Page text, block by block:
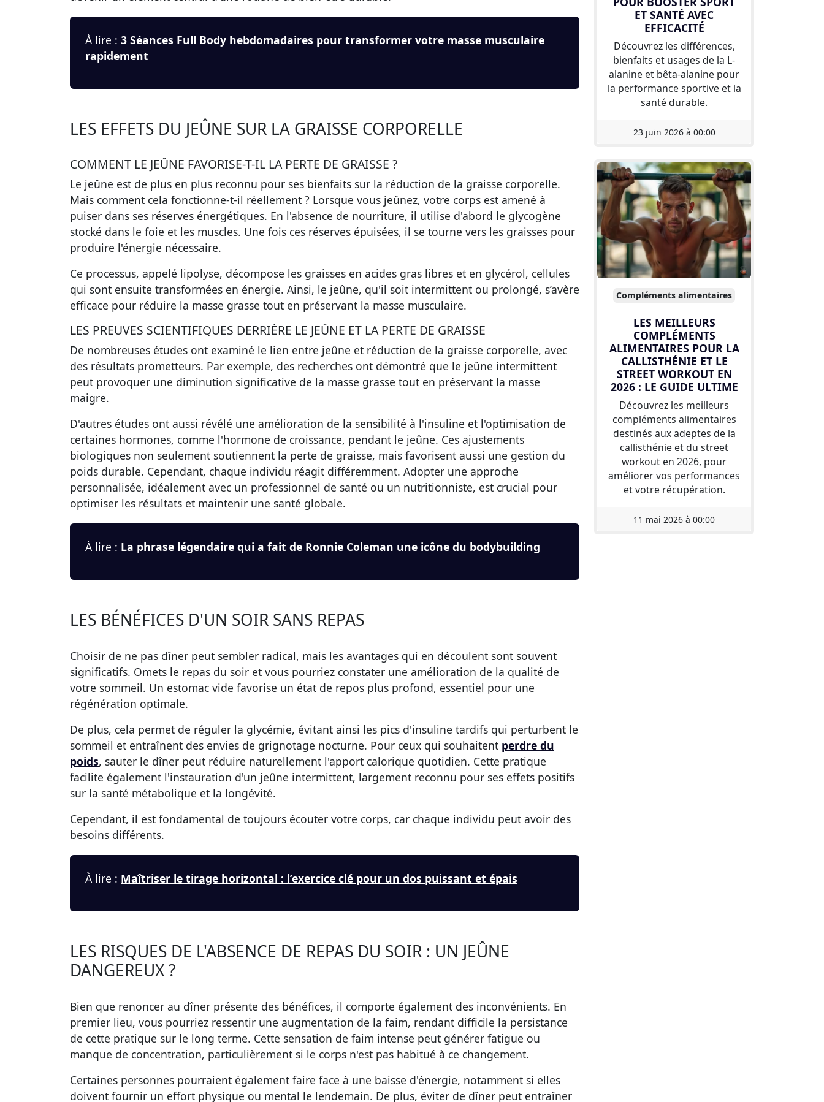
À lire : 3 Séances Full Body hebdomadaires pour transformer votre masse musculaire
rapidement
LES EFFETS DU JEÛNE SUR LA GRAISSE CORPORELLE
COMMENT LE JEÛNE FAVORISE-T-IL LA PERTE DE GRAISSE ?
Le jeûne est de plus en plus reconnu pour ses bienfaits sur la réduction de la graisse corporelle.
Mais comment cela fonctionne-t-il réellement ? Lorsque vous jeûnez, votre corps est amené à
puiser dans ses réserves énergétiques. En l'absence de nourriture, il utilise d'abord le glycogène
stocké dans le foie et les muscles. Une fois ces réserves épuisées, il se tourne vers les graisses pour
produire l'énergie nécessaire.
Ce processus, appelé lipolyse, décompose les graisses en acides gras libres et en glycérol, cellules
qui sont ensuite transformées en énergie. Ainsi, le jeûne, qu'il soit intermittent ou prolongé, s’avère
efficace pour réduire la masse grasse tout en préservant la masse musculaire.
LES PREUVES SCIENTIFIQUES DERRIÈRE LE JEÛNE ET LA PERTE DE GRAISSE
De nombreuses études ont examiné le lien entre jeûne et réduction de la graisse corporelle, avec
des résultats prometteurs. Par exemple, des recherches ont démontré que le jeûne intermittent
peut provoquer une diminution significative de la masse grasse tout en préservant la masse
maigre.
D'autres études ont aussi révélé une amélioration de la sensibilité à l'insuline et l'optimisation de
certaines hormones, comme l'hormone de croissance, pendant le jeûne. Ces ajustements
biologiques non seulement soutiennent la perte de graisse, mais favorisent aussi une gestion du
poids durable. Cependant, chaque individu réagit différemment. Adopter une approche
personnalisée, idéalement avec un professionnel de santé ou un nutritionniste, est crucial pour
optimiser les résultats et maintenir une santé globale.
À lire : La phrase légendaire qui a fait de Ronnie Coleman une icône du bodybuilding
LES BÉNÉFICES D'UN SOIR SANS REPAS
Choisir de ne pas dîner peut sembler radical, mais les avantages qui en découlent sont souvent
significatifs. Omets le repas du soir et vous pourriez constater une amélioration de la qualité de
votre sommeil. Un estomac vide favorise un état de repos plus profond, essentiel pour une
régénération optimale.
De plus, cela permet de réguler la glycémie, évitant ainsi les pics d'insuline tardifs qui perturbent le
sommeil et entraînent des envies de grignotage nocturne. Pour ceux qui souhaitent perdre du
poids, sauter le dîner peut réduire naturellement l'apport calorique quotidien. Cette pratique
facilite également l'instauration d'un jeûne intermittent, largement reconnu pour ses effets positifs
sur la santé métabolique et la longévité.
Cependant, il est fondamental de toujours écouter votre corps, car chaque individu peut avoir des
besoins différents.
À lire : Maîtriser le tirage horizontal : l’exercice clé pour un dos puissant et épais
LES RISQUES DE L'ABSENCE DE REPAS DU SOIR : UN JEÛNE
DANGEREUX ?
Bien que renoncer au dîner présente des bénéfices, il comporte également des inconvénients. En
premier lieu, vous pourriez ressentir une augmentation de la faim, rendant difficile la persistance
de cette pratique sur le long terme. Cette sensation de faim intense peut générer fatigue ou
manque de concentration, particulièrement si le corps n'est pas habitué à ce changement.
Certaines personnes pourraient également faire face à une baisse d'énergie, notamment si elles
doivent fournir un effort physique ou mental le lendemain. De plus, éviter de dîner peut entraîner
ET SANTÉ AVEC
EFFICACITÉ
Découvrez les différences,
bienfaits et usages de la L-
alanine et bêta-alanine pour
la performance sportive et la
santé durable.
23 juin 2026 à 00:00
Compléments alimentaires
LES MEILLEURS
COMPLÉMENTS
ALIMENTAIRES POUR LA
CALLISTHÉNIE ET LE
STREET WORKOUT EN
2026 : LE GUIDE ULTIME
Découvrez les meilleurs
compléments alimentaires
destinés aux adeptes de la
callisthénie et du street
workout en 2026, pour
améliorer vos performances
et votre récupération.
11 mai 2026 à 00:00